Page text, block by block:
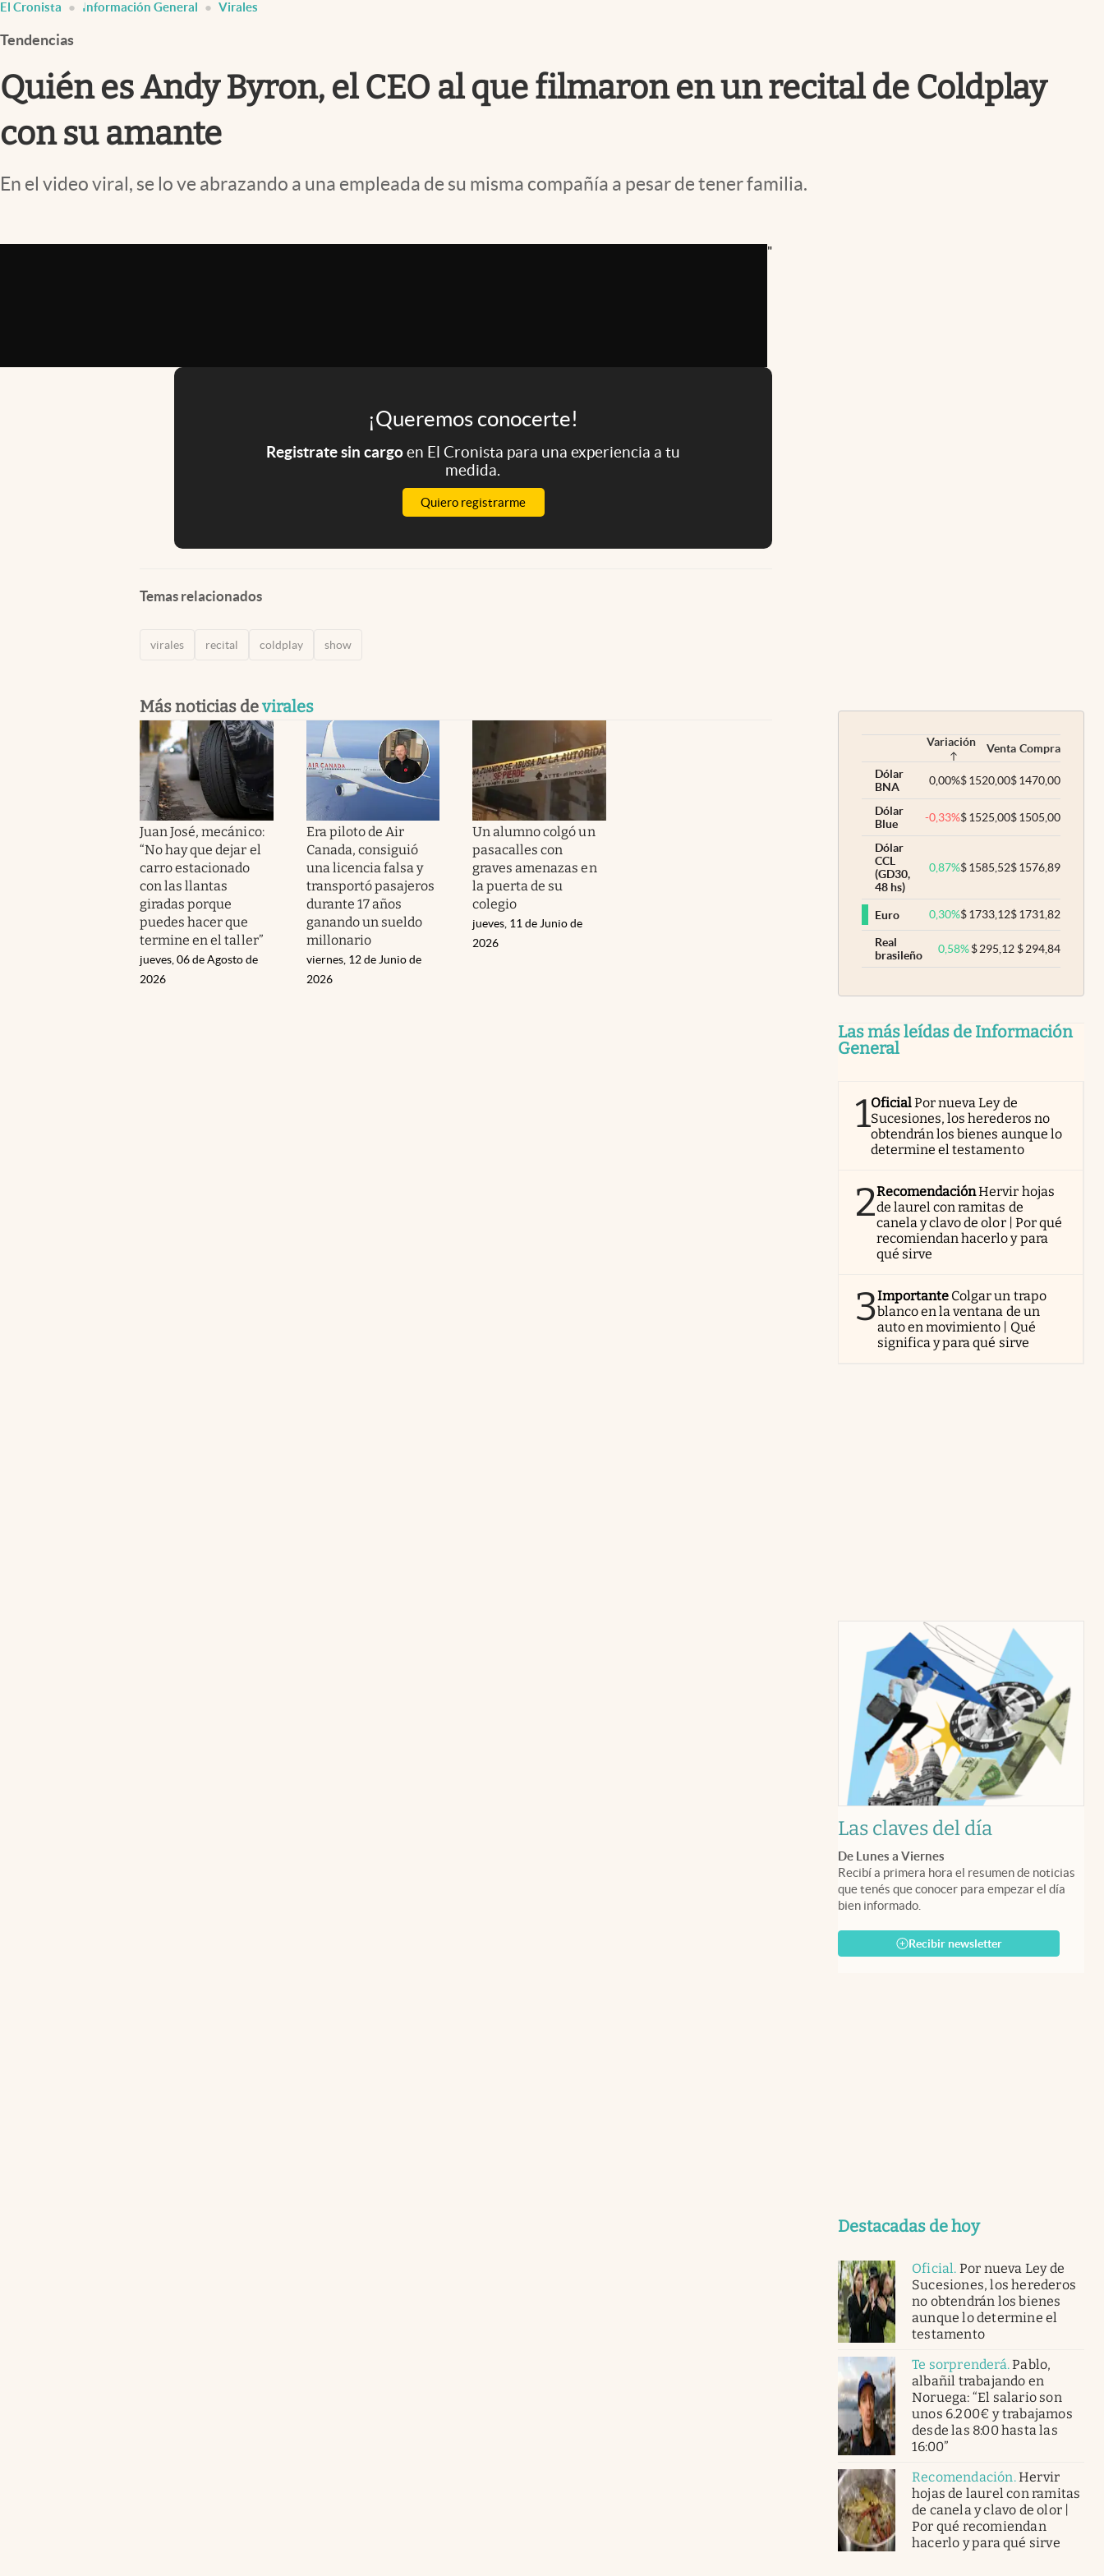
Infotechnology
Clase
Clima
Mundial 2026
Eventos Corporativos
El Cronista Información General Virales
Tendencias
Quién es Andy Byron, el CEO al que filmaron en un recital de Coldplay
con su amante
En el video viral, se lo ve abrazando a una empleada de su misma compañía a pesar de tener familia.
"
¡Queremos conocerte!
Registrate sin cargoen El Cronista para una experiencia a tu
medida.
Quiero registrarme
Temas relacionados
virales recital coldplay show
Más noticias devirales
Juan José, mecánico:
“No hay que dejar el
carro estacionado
con las llantas
giradas porque
puedes hacer que
termine en el taller”
jueves, 06 de Agosto de
2026
Era piloto de Air
Canada, consiguió
una licencia falsa y
transportó pasajeros
durante 17 años
ganando un sueldo
millonario
viernes, 12 de Junio de
2026
Un alumno colgó un
pasacalles con
graves amenazas en
la puerta de su
colegio
jueves, 11 de Junio de
2026
Variación Venta Compra
Dólar
BNA
0,00%$1520,00$1470,00
Dólar
Blue
-0,33%$1525,00$1505,00
Dólar
CCL
(GD30,
48 hs)
0,87%$1585,52$1576,89
Euro 0,30%$1733,12$1731,82
Real
brasileño
0,58% $295,12 $294,84
Las más leídas de Información
General
1OficialPor nueva Ley de
Sucesiones, los herederos no
obtendrán los bienes aunque lo
determine el testamento
2RecomendaciónHervir hojas
de laurel con ramitas de
canela y clavo de olor | Por qué
recomiendan hacerlo y para
qué sirve
3Importante Colgar un trapo
blanco en la ventana de un
auto en movimiento | Qué
significa y para qué sirve
Las claves del día
De Lunes a Viernes
Recibí a primera hora el resumen de noticias
que tenés que conocer para empezar el día
bien informado.
Recibir newsletter
Destacadas de hoy
Oficial. Por nueva Ley de
Sucesiones, los herederos
no obtendrán los bienes
aunque lo determine el
testamento
Te sorprenderá.Pablo,
albañil trabajando en
Noruega: “El salario son
unos 6.200€ y trabajamos
desde las 8:00 hasta las
16:00”
Recomendación.Hervir
hojas de laurel con ramitas
de canela y clavo de olor |
Por qué recomiendan
hacerlo y para qué sirve